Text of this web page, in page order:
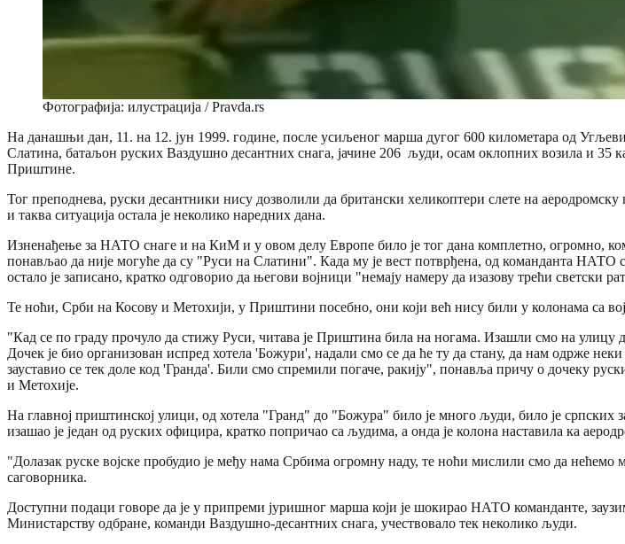
Фотографија: илустрација / Pravda.rs
На данашњи дан, 11. на 12. јун 1999. године, после усиљеног марша дугог 600 километара од
Слатина, батаљон руских Ваздушно десантних снага, јачине 206 људи, осам оклопних возила и 35
Приштине.
Тог преподнева, руски десантники нису дозволили да британски хеликоптери слете на
и таква ситуација остала је неколико наредних дана.
Изненађење за НАТО снаге и на КиМ и у овом делу Европе било је тог дана комплетно, огромно,
понављао да није могуће да су "Руси на Слатини". Када му је вест потврђена, од команданта НАТО
остало је записано, кратко одговорио да његови војници "немају намеру да изазову трећи светски
Те ноћи, Срби на Косову и Метохији, у Приштини посебно, они који већ нису били у колонама са
"Кад се по граду прочуло да стижу Руси, читава је Приштина била на ногама. Изашли смо на улицу
Дочек је био организован испред хотела 'Божури', надали смо се да ће ту да стану, да нам одрже
зауставио се тек доле код 'Гранда'. Били смо спремили погаче, ракију", понавља причу о дочеку
и Метохије.
На главној приштинској улици, од хотела "Гранд" до "Божура" било је много људи, било је српских
изашао је један од руских официра, кратко попричао са људима, а онда је колона наставила ка
"Долазак руске војске пробудио је међу нама Србима огромну наду, те ноћи мислили смо да
саговорника.
Доступни подаци говоре да је у припреми јуришног марша који је шокирао НАТО команданте,
Министарству одбране, команди Ваздушно-десантних снага, учествовало тек неколико људи.